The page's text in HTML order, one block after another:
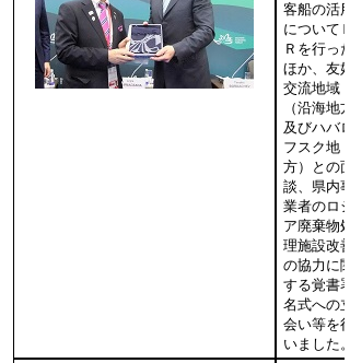
客船の活用
についてＰ
Ｒを行った
ほか、友好
交流地域
（沿海地方
及びハバロ
フスク地
方）との面
談、県内事
業者のロシ
ア廃棄物処
理施設改善
の協力に関
する覚書署
名式への立
会い等を行
いました。